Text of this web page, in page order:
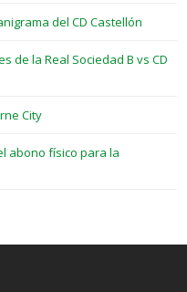
del CD Castellón
de la Real Sociedad B vs CD
City
abono físico para la